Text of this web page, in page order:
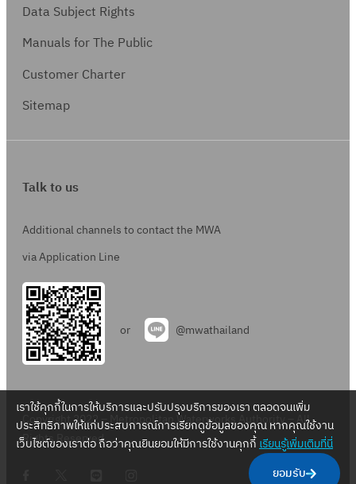
Data Subject Rights
Manuals for The Public
Customer Charter
Sitemap
Talk to us
Additional channels to contact the MWA
via Application Line
or @mwathailand
Copyright 2022 – Metropolitan Waterworks Authority – All
Rights Reserved.
เราใช้คุกกี้ในการให้บริการและปรับปรุงบริการของเรา ตลอดจนเพิ่ม
ประสิทธิภาพให้แก่ประสบการณ์การเรียกดูข้อมูลของคุณ หากคุณใช้งาน
เว็บไซต์ของเราต่อ ถือว่าคุณยินยอมให้มีการใช้งานคุกกี้เรียนรู้เพิ่มเติมที่นี่
ยอมรับ